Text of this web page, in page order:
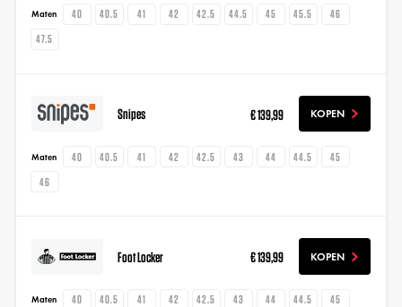
Maten 40 40.5 41 42 42.5 44.5 45 45.5
46
47.5
Snipes € 139,99 KOPEN
Maten 40 40.5 41 42 42.5 43 44 44.5
45
46
Foot Locker € 139,99 KOPEN
Maten 40 40.5 41 42 42.5 43 44 44.5
45